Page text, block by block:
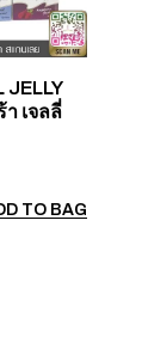
JELLY
เจลลี่
TO BAG